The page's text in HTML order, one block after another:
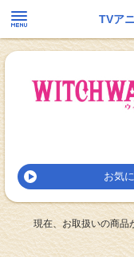
TVア
お気
現在、お取扱いの商品が